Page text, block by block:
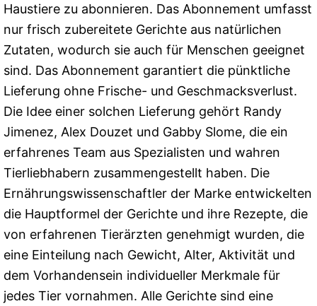
Haustiere zu abonnieren. Das Abonnement umfasst
nur frisch zubereitete Gerichte aus natürlichen
Zutaten, wodurch sie auch für Menschen geeignet
sind. Das Abonnement garantiert die pünktliche
Lieferung ohne Frische- und Geschmacksverlust.
Die Idee einer solchen Lieferung gehört Randy
Jimenez, Alex Douzet und Gabby Slome, die ein
erfahrenes Team aus Spezialisten und wahren
Tierliebhabern zusammengestellt haben. Die
Ernährungswissenschaftler der Marke entwickelten
die Hauptformel der Gerichte und ihre Rezepte, die
von erfahrenen Tierärzten genehmigt wurden, die
eine Einteilung nach Gewicht, Alter, Aktivität und
dem Vorhandensein individueller Merkmale für
jedes Tier vornahmen. Alle Gerichte sind eine